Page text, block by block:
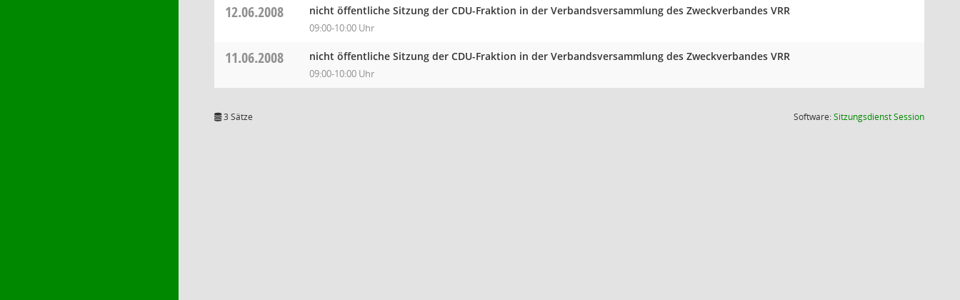
12.06.2008 nicht öffentliche Sitzung der CDU-Fraktion in der Verbandsversammlung des Zweckverbandes VRR
09:00-10:00 Uhr
11.06.2008 nicht öffentliche Sitzung der CDU-Fraktion in der Verbandsversammlung des Zweckverbandes VRR
09:00-10:00 Uhr
3 Sätze Software:SitzungsdienstSession(Wird in